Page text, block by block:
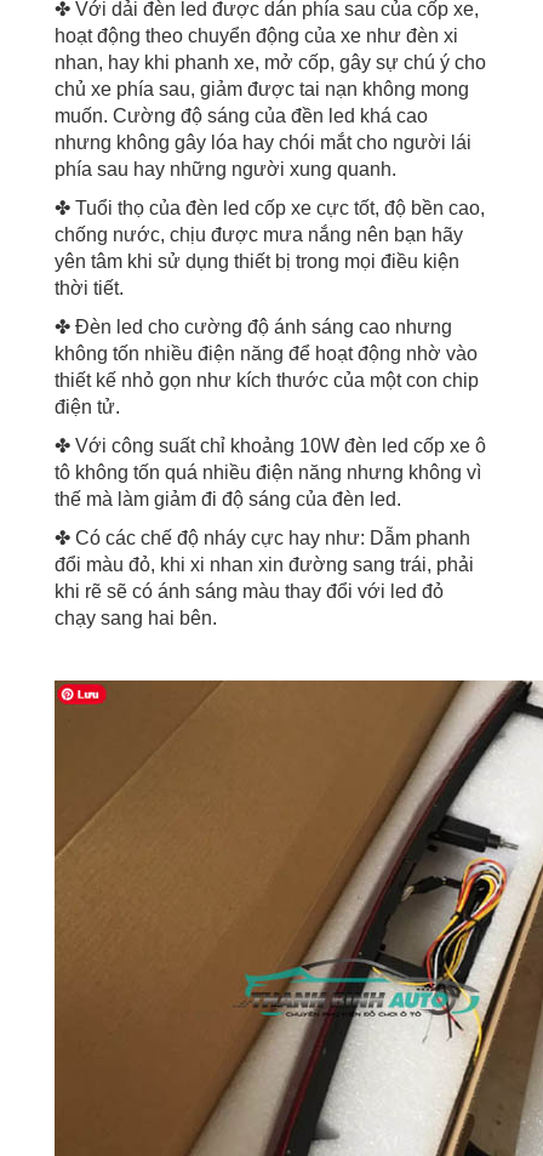
✤ Với dải đèn led được dán phía sau của cốp xe,
hoạt động theo chuyển động của xe như đèn xi
nhan, hay khi phanh xe, mở cốp, gây sự chú ý cho
chủ xe phía sau, giảm được tai nạn không mong
muốn. Cường độ sáng của đền led khá cao
nhưng không gây lóa hay chói mắt cho người lái
phía sau hay những người xung quanh.
✤ Tuổi thọ của đèn led cốp xe cực tốt, độ bền cao,
chống nước, chịu được mưa nắng nên bạn hãy
yên tâm khi sử dụng thiết bị trong mọi điều kiện
thời tiết.
✤ Đèn led cho cường độ ánh sáng cao nhưng
không tốn nhiều điện năng để hoạt động nhờ vào
thiết kế nhỏ gọn như kích thước của một con chip
điện tử.
✤ Với công suất chỉ khoảng 10W đèn led cốp xe ô
tô không tốn quá nhiều điện năng nhưng không vì
thế mà làm giảm đi độ sáng của đèn led.
✤ Có các chế độ nháy cực hay như: Dẫm phanh
đổi màu đỏ, khi xi nhan xin đường sang trái, phải
khi rẽ sẽ có ánh sáng màu thay đổi với led đỏ
chạy sang hai bên.